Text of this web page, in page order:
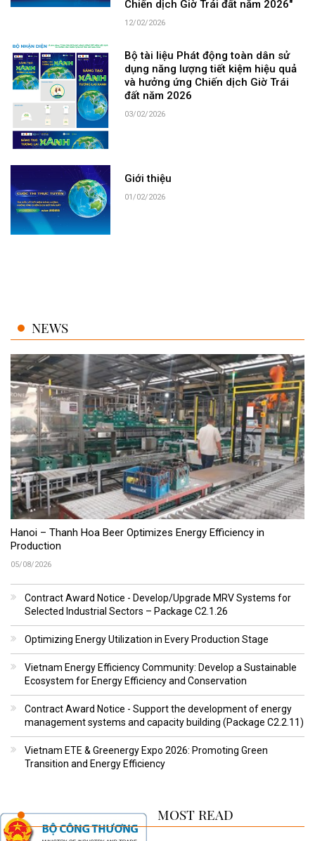
Chiến dịch Giờ Trái đất năm 2026"
12/02/2026
Bộ tài liệu Phát động toàn dân sử
dụng năng lượng tiết kiệm hiệu quả
và hưởng ứng Chiến dịch Giờ Trái
đất năm 2026
03/02/2026
Giới thiệu
01/02/2026
NEWS
Hanoi – Thanh Hoa Beer Optimizes Energy Efficiency in
Production
05/08/2026
Contract Award Notice - Develop/Upgrade MRV Systems for
Selected Industrial Sectors – Package C2.1.26
Optimizing Energy Utilization in Every Production Stage
Vietnam Energy Efficiency Community: Develop a Sustainable
Ecosystem for Energy Efficiency and Conservation
Contract Award Notice - Support the development of energy
management systems and capacity building (Package C2.2.11)
Vietnam ETE & Greenergy Expo 2026: Promoting Green
Transition and Energy Efficiency
MOST READ